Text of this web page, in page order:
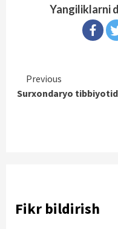
Yangiliklarni
Continue
Reading
Previous
Surxondaryo
Fikr bildirish